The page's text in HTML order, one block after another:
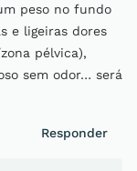
peso no fundo
e ligeiras dores
pélvica),
sem odor… será
Responder